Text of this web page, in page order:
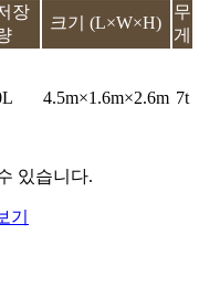
장
크기 (L×W×H)
무
게
4.5m×1.6m×2.6m 7t
있습니다.
기